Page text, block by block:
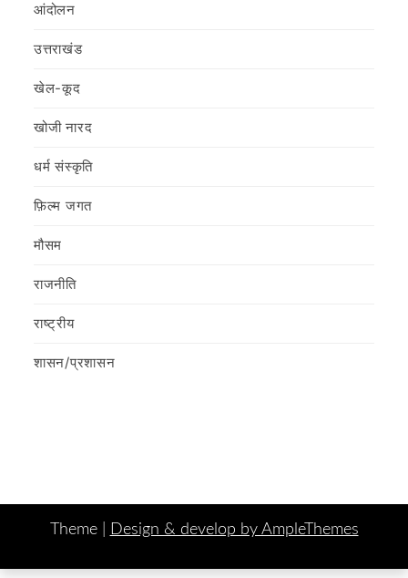
आंदोलन
उत्तराखंड
खेल-कूद
खोजी नारद
धर्म संस्कृति
फ़िल्‍म जगत
मौसम
राजनीति
राष्ट्रीय
शासन/प्रशासन
Theme | Design & develop by AmpleThemes